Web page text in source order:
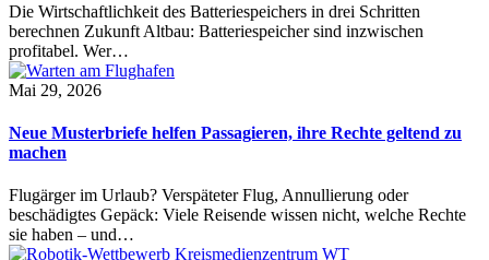
Die Wirtschaftlichkeit des Batteriespeichers in drei Schritten
berechnen Zukunft Altbau: Batteriespeicher sind inzwischen
profitabel. Wer…
Mai 29, 2026
Neue Musterbriefe helfen Passagieren, ihre Rechte geltend zu
machen
Flugärger im Urlaub? Verspäteter Flug, Annullierung oder
beschädigtes Gepäck: Viele Reisende wissen nicht, welche Rechte
sie haben – und…